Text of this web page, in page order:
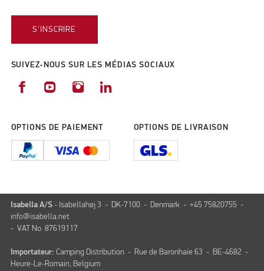
S'INSCRIRE
SUIVEZ-NOUS SUR LES MÉDIAS SOCIAUX
OPTIONS DE PAIEMENT OPTIONS DE LIVRAISON
Isabella A/S - Isabellahøj 3 - DK-7100 - Denmark - +45 75820755 -
info@isabella.net
- VAT No. 87619117
Importateur: Camping Distribution - Rue de Baronhaie 63 - BE-4682 -
Heure-Le-Romain, Belgium